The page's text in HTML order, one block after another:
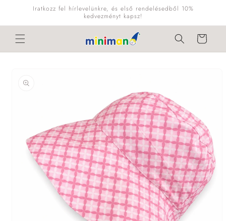
Ugrás aIratkozz fel hírlevelünkre, és első rendelésedből 10%
kedvezményt kapsz!
Kosár
ugrás a
termékadatokra